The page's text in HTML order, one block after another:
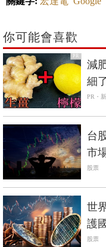
你可能會喜歡
PR
減
細
PR・
台
市
脆弱
股票
世
護
鐘
股票